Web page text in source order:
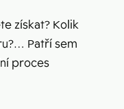
získat? Kolik
Patří sem
proces